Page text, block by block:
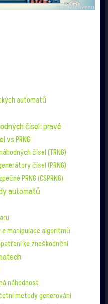
automatů
čísel: pravé
PRNG
čísel (TRNG)
čísel (PRNG)
PRNG (CSPRNG)
automatů
manipulace algoritmů
ke zneškodnění
náhodnost
metody generování